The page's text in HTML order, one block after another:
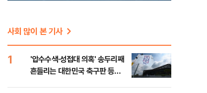
사회 많이 본 기사
1
'압수수색·성접대 의혹' 송두리째
흔들리는 대한민국 축구판 등